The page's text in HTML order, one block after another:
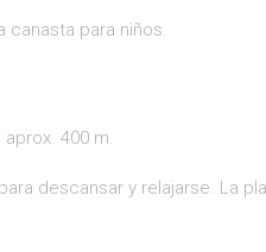
canasta para niños.
400 m.
descansar y relajarse. La